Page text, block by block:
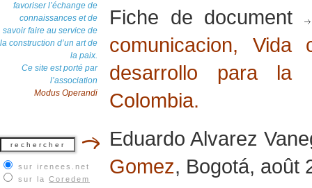
favoriser l’échange de
connaissances et de
savoir faire au service de
la construction d’un art de
la paix.
Ce site est porté par
l’association
Modus Operandi
sur irenees.net
sur la Coredem
Fiche de document
comunicacion, Vida
desarrollo para la
Colombia.
Eduardo Alvarez
Gomez, Bogotá, août